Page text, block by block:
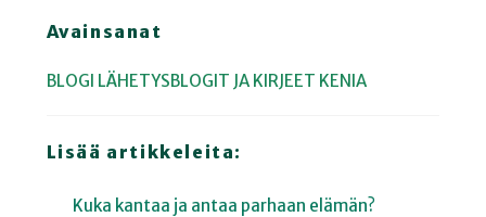
Avainsanat
BLOGI LÄHETYSBLOGIT JA KIRJEET KENIA
Lisää artikkeleita:
Kuka kantaa ja antaa parhaan elämän?